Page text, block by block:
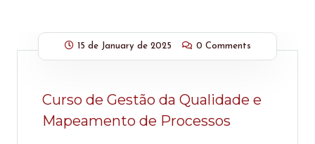
15 de January de 2025 0 Comments
Curso de Gestão da Qualidade e
Mapeamento de Processos